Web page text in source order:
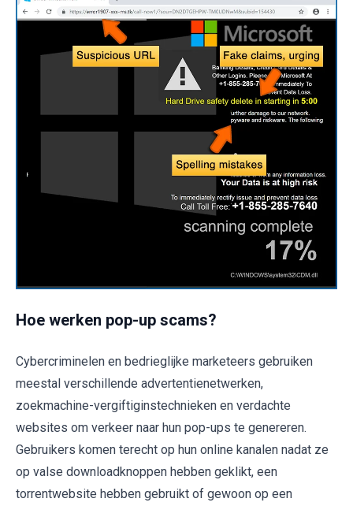
Hoe werken pop-up scams?
Cybercriminelen en bedrieglijke marketeers gebruiken
meestal verschillende advertentienetwerken,
zoekmachine-vergiftiginstechnieken en verdachte
websites om verkeer naar hun pop-ups te genereren.
Gebruikers komen terecht op hun online kanalen nadat ze
op valse downloadknoppen hebben geklikt, een
torrentwebsite hebben gebruikt of gewoon op een